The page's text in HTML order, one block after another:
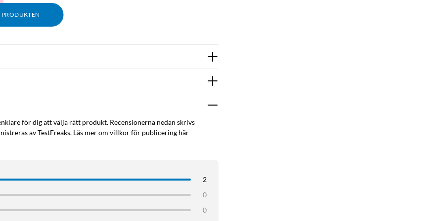
PRODUKTEN
integrerat ekosystem och anpassningsbar mjukvara, tillsammans
MP 3× tele.
optisk zoom.
för dig att välja rätt produkt. Recensionerna nedan skrivs
av TestFreaks. Läs mer om villkor för publicering här
2
0
0